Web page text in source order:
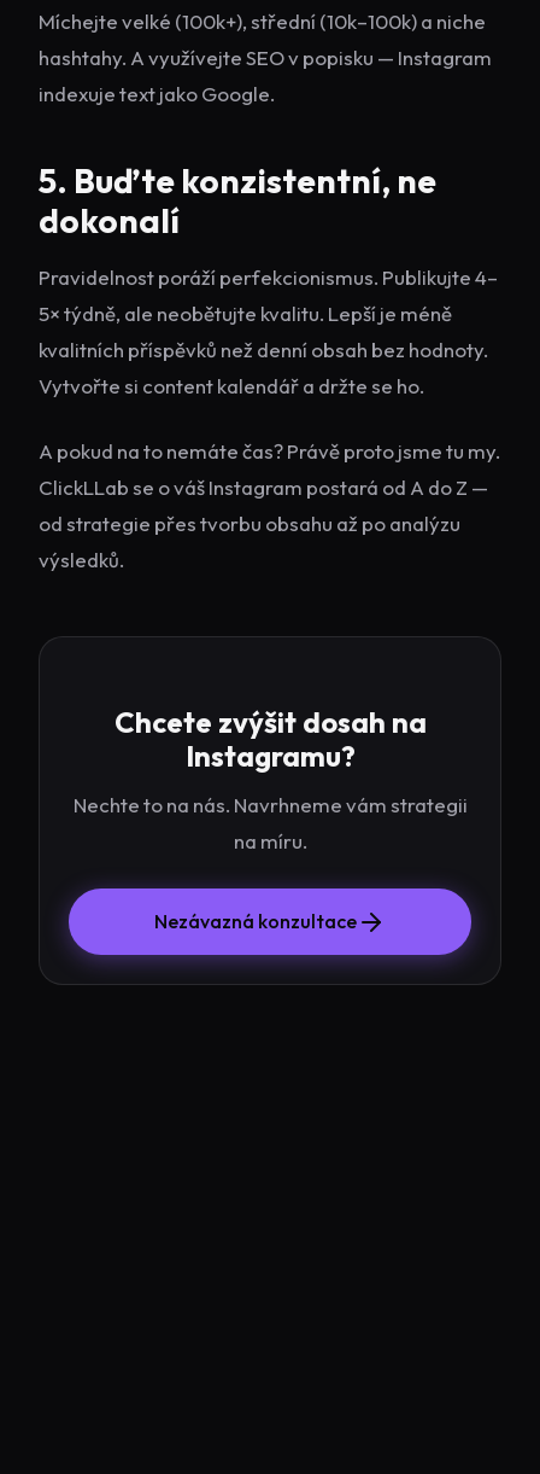
Míchejte velké (100k+), střední (10k–100k) a niche
hashtahy. A využívejte SEO v popisku — Instagram
indexuje text jako Google.
5. Buďte konzistentní, ne
dokonalí
Pravidelnost poráží perfekcionismus. Publikujte 4–
5× týdně, ale neobětujte kvalitu. Lepší je méně
kvalitních příspěvků než denní obsah bez hodnoty.
Vytvořte si content kalendář a držte se ho.
A pokud na to nemáte čas? Právě proto jsme tu my.
ClickLLab se o váš Instagram postará od A do Z —
od strategie přes tvorbu obsahu až po analýzu
výsledků.
Chcete zvýšit dosah na
Instagramu?
Nechte to na nás. Navrhneme vám strategii
na míru.
Nezávazná konzultace